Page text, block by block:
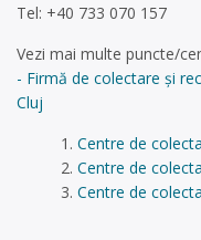
Tel: +40 733 070 157
Vezi mai multe puncte/
- Firmă de colectare și
Cluj
Centre de
Centre de
Centre de